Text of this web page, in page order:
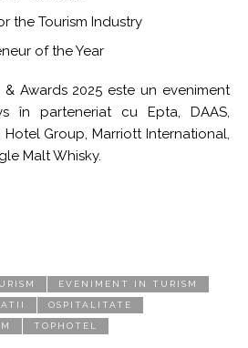
the Tourism Industry
of the Year
Awards 2025 este un eveniment
în parteneriat cu Epta, DAAS,
Group, Marriott International,
Malt Whisky.
EVENIMENT IN TURISM
OSPITALITATE
TOPHOTEL